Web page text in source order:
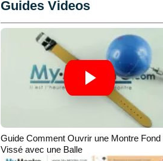
Guides Videos
Guide Comment Ouvrir une Montre Fond
Vissé avec une Balle